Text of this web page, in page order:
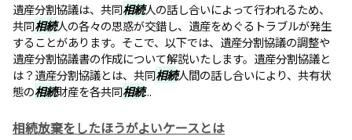
遺産分割協議は、共同相続人の話し合いによって行われるため、
共同相続人の各々の思惑が交錯し、遺産をめぐるトラブルが発生
することがあります。そこで、以下では、遺産分割協議の調整や
遺産分割協議書の作成について解説いたします。遺産分割協議と
は？遺産分割協議とは、共同相続人間の話し合いにより、共有状
態の相続財産を各共同相続...
相続放棄をしたほうがよいケースとは